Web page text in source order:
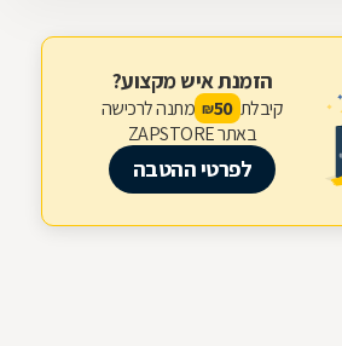
הזמנת איש מקצוע?
קיבלת 50
₪ מתנה לרכישה
באתר ZAPSTORE
לפרטי ההטבה